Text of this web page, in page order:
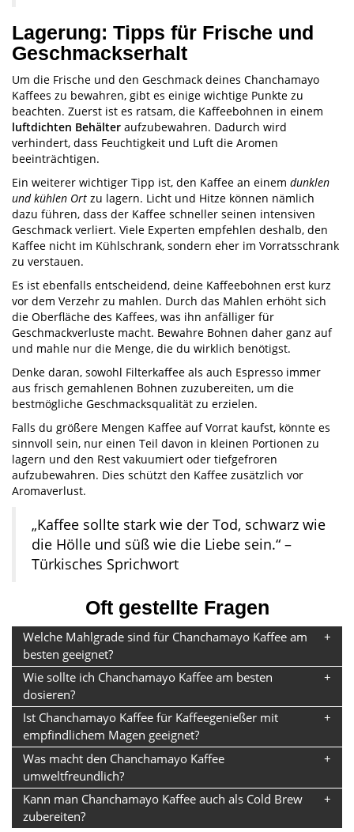
Lagerung: Tipps für Frische und
Geschmackserhalt
Um die Frische und den Geschmack deines Chanchamayo
Kaffees zu bewahren, gibt es einige wichtige Punkte zu
beachten. Zuerst ist es ratsam, die Kaffeebohnen in einem
luftdichten Behälter aufzubewahren. Dadurch wird
verhindert, dass Feuchtigkeit und Luft die Aromen
beeinträchtigen.
Ein weiterer wichtiger Tipp ist, den Kaffee an einem dunklen
und kühlen Ort zu lagern. Licht und Hitze können nämlich
dazu führen, dass der Kaffee schneller seinen intensiven
Geschmack verliert. Viele Experten empfehlen deshalb, den
Kaffee nicht im Kühlschrank, sondern eher im Vorratsschrank
zu verstauen.
Es ist ebenfalls entscheidend, deine Kaffeebohnen erst kurz
vor dem Verzehr zu mahlen. Durch das Mahlen erhöht sich
die Oberfläche des Kaffees, was ihn anfälliger für
Geschmackverluste macht. Bewahre Bohnen daher ganz auf
und mahle nur die Menge, die du wirklich benötigst.
Denke daran, sowohl Filterkaffee als auch Espresso immer
aus frisch gemahlenen Bohnen zuzubereiten, um die
bestmögliche Geschmacksqualität zu erzielen.
Falls du größere Mengen Kaffee auf Vorrat kaufst, könnte es
sinnvoll sein, nur einen Teil davon in kleinen Portionen zu
lagern und den Rest vakuumiert oder tiefgefroren
aufzubewahren. Dies schützt den Kaffee zusätzlich vor
Aromaverlust.
„Kaffee sollte stark wie der Tod, schwarz wie
die Hölle und süß wie die Liebe sein.“ –
Türkisches Sprichwort
Oft gestellte Fragen
Welche Mahlgrade sind für Chanchamayo Kaffee am
besten geeignet?
Wie sollte ich Chanchamayo Kaffee am besten
dosieren?
Ist Chanchamayo Kaffee für Kaffeegenießer mit
empfindlichem Magen geeignet?
Was macht den Chanchamayo Kaffee
umweltfreundlich?
Kann man Chanchamayo Kaffee auch als Cold Brew
zubereiten?